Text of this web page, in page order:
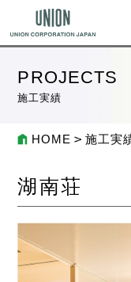
PROJECTS
施工実績
HOME 施工実
湖南荘